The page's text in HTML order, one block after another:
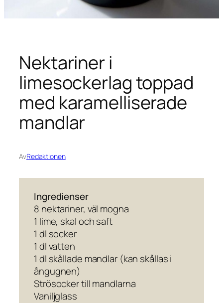
Nektariner i
limesockerlag toppad
med karamelliserade
mandlar
AvRedaktionen
Ingredienser
8 nektariner, väl mogna
1 lime, skal och saft
1 dl socker
1 dl vatten
1 dl skållade mandlar (kan skållas i
ångugnen)
Strösocker till mandlarna
Vaniljglass